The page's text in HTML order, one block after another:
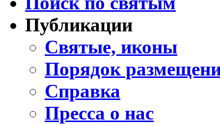
Публикации
Святые, иконы
Порядок
Справка
Пресса о нас